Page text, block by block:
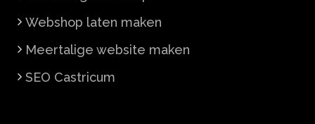
Webshop laten maken
Meertalige website maken
SEO Castricum